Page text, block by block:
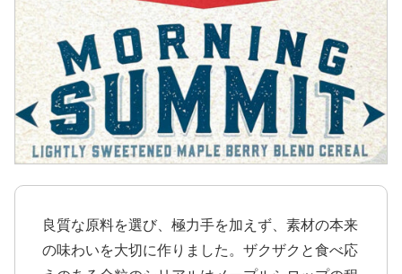
良質な原料を選び、極力手を加えず、素材の本来
の味わいを大切に作りました。ザクザクと食べ応